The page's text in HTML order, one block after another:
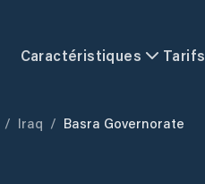
Caractéristiques Tarifs
/ Iraq / Basra Governorate